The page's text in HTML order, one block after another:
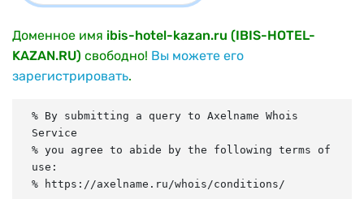
Доменное имя ibis-hotel-kazan.ru (IBIS-HOTEL-
KAZAN.RU) свободно! Вы можете его
зарегистрировать.
% By submitting a query to Axelname Whois
Service
% you agree to abide by the following terms of
use:
% https://axelname.ru/whois/conditions/